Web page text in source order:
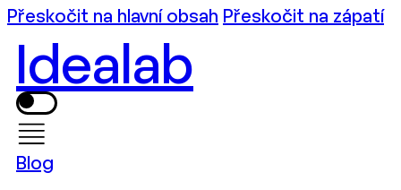
Přeskočit na hlavní obsah Přeskočit na zápatí
Idealab
Blog